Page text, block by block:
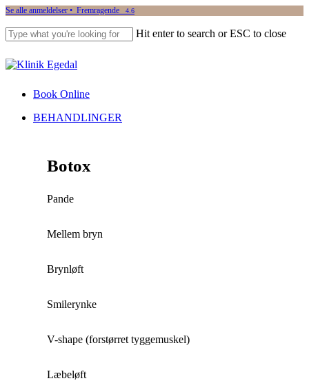
Skip
main
Se alle anmeldelser • Fremragende 4.6
Hit enter to search or ESC to close
Close
Book Online
Menu
BEHANDLINGER
Botox
Pande
Mellem bryn
Brynløft
Smilerynke
V-shape (forstørret tyggemuskel)
Læbeløft